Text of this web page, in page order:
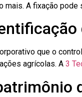
A fixação
que o
agrícolas. A 3